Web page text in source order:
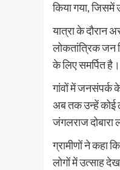
किया गया, जिसमें
यात्रा के दौरान
लोकतांत्रिक जन
के लिए समर्पित है।
गांवों में जनसंपर्क
अब तक उन्हें कोई
जंगलराज
ग्रामीणों ने कहा
लोगों में उत्साह